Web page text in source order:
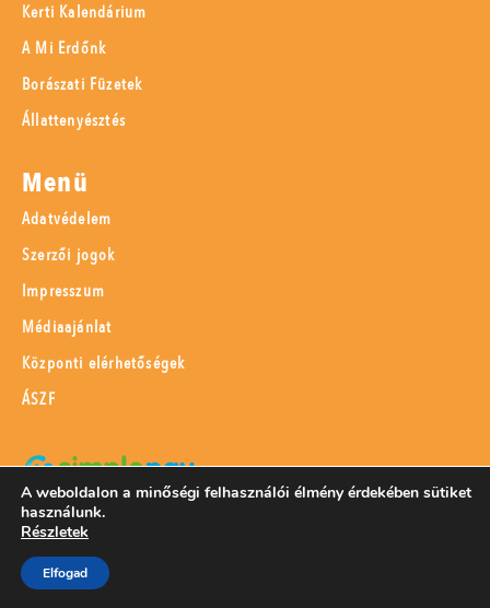
Kerti Kalendárium
A Mi Erdőnk
Borászati Füzetek
Állattenyésztés
Menü
Adatvédelem
Szerzői jogok
Impresszum
Médiaajánlat
Központi elérhetőségek
ÁSZF
SimplePay adattovábbítási nyilatkozat
A weboldalon a minőségi felhasználói élmény érdekében sütiket
használunk.
Részletek
Elfogad